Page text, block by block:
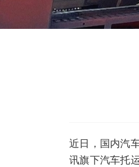
近日，国内汽
讯旗下汽车托